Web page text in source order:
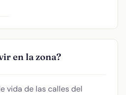
en la zona?
vida de las calles del